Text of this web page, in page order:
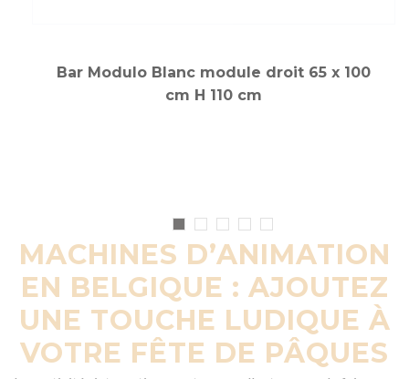
Bar Modulo Blanc module droit 65 x 100
cm H 110 cm
MACHINES D’ANIMATION
EN BELGIQUE : AJOUTEZ
UNE TOUCHE LUDIQUE À
VOTRE FÊTE DE PÂQUES